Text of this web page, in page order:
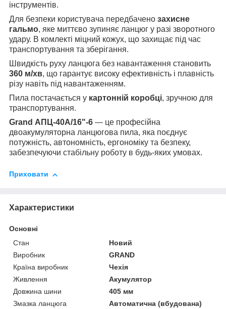
інструментів.
Для безпеки користувача передбачено захисне
гальмо, яке миттєво зупиняє ланцюг у разі зворотного
удару. В комлекті міцний кожух, що захищає під час
транспортування та зберігання.
Швидкість руху ланцюга без навантаження становить
360 м/хв, що гарантує високу ефективність і плавність
різу навіть під навантаженням.
Пила постачається у картонній коробці, зручною для
транспортування.
Grand АПЦ-40А/16"-6 — це професійна
двоакумуляторна ланцюгова пила, яка поєднує
потужність, автономність, ергономіку та безпеку,
забезпечуючи стабільну роботу в будь-яких умовах.
Приховати
Характеристики
Основні
Стан
Новий
Виробник
GRAND
Країна виробник
Чехія
Живлення
Акумулятор
Довжина шини
405 мм
Змазка ланцюга
Автоматична (вбудована)